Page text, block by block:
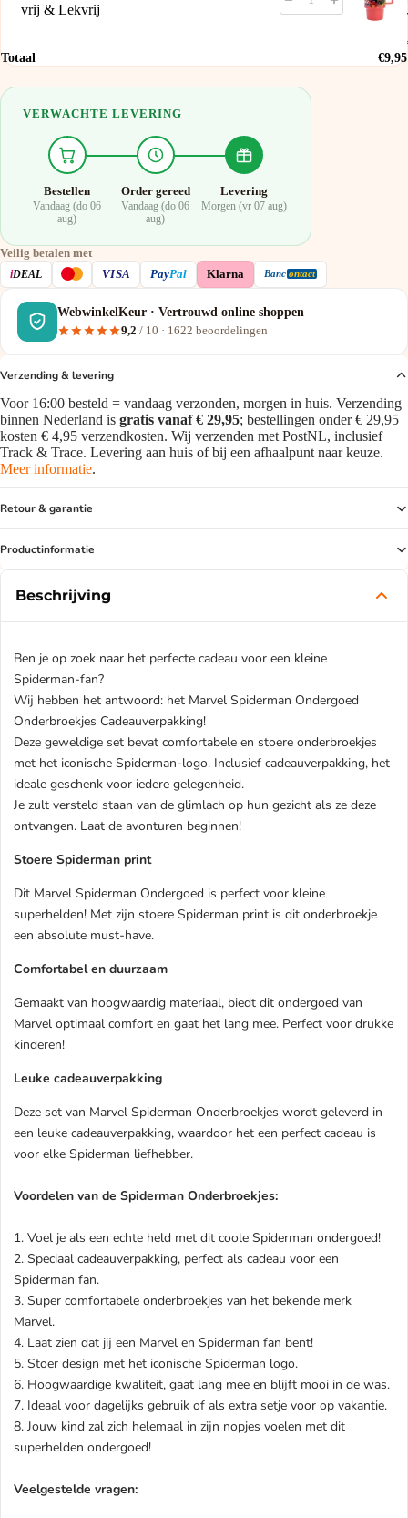
vrij & Lekvrij
Totaal
€9,95
VERWACHTE LEVERING
Bestellen
Vandaag (do 06
aug)
Order gereed
Vandaag (do 06
aug)
Levering
Morgen (vr 07 aug)
Veilig betalen met
iDEAL VISA PayPal Klarna Banc ontact
WebwinkelKeur · Vertrouwd online shoppen
9,2 / 10 · 1622 beoordelingen
Verzending & levering
Voor 16:00 besteld = vandaag verzonden, morgen in huis. Verzending
binnen Nederland is gratis vanaf € 29,95; bestellingen onder € 29,95
kosten € 4,95 verzendkosten. Wij verzenden met PostNL, inclusief
Track & Trace. Levering aan huis of bij een afhaalpunt naar keuze.
Meer informatie.
Retour & garantie
Productinformatie
Beschrijving
Ben je op zoek naar het perfecte cadeau voor een kleine
Spiderman-fan?
Wij hebben het antwoord: het Marvel Spiderman Ondergoed
Onderbroekjes Cadeauverpakking!
Deze geweldige set bevat comfortabele en stoere onderbroekjes
met het iconische Spiderman-logo. Inclusief cadeauverpakking, het
ideale geschenk voor iedere gelegenheid.
Je zult versteld staan van de glimlach op hun gezicht als ze deze
ontvangen. Laat de avonturen beginnen!
Stoere Spiderman print
Dit Marvel Spiderman Ondergoed is perfect voor kleine
superhelden! Met zijn stoere Spiderman print is dit onderbroekje
een absolute must-have.
Comfortabel en duurzaam
Gemaakt van hoogwaardig materiaal, biedt dit ondergoed van
Marvel optimaal comfort en gaat het lang mee. Perfect voor drukke
kinderen!
Leuke cadeauverpakking
Deze set van Marvel Spiderman Onderbroekjes wordt geleverd in
een leuke cadeauverpakking, waardoor het een perfect cadeau is
voor elke Spiderman liefhebber.
Voordelen van de Spiderman Onderbroekjes:
1. Voel je als een echte held met dit coole Spiderman ondergoed!
2. Speciaal cadeauverpakking, perfect als cadeau voor een
Spiderman fan.
3. Super comfortabele onderbroekjes van het bekende merk
Marvel.
4. Laat zien dat jij een Marvel en Spiderman fan bent!
5. Stoer design met het iconische Spiderman logo.
6. Hoogwaardige kwaliteit, gaat lang mee en blijft mooi in de was.
7. Ideaal voor dagelijks gebruik of als extra setje voor op vakantie.
8. Jouw kind zal zich helemaal in zijn nopjes voelen met dit
superhelden ondergoed!
Veelgestelde vragen: